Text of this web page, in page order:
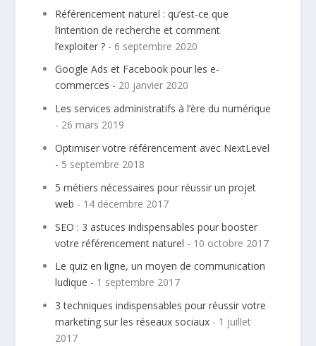
Référencement naturel : qu’est-ce que
l’intention de recherche et comment
l’exploiter ? - 6 septembre 2020
Google Ads et Facebook pour les e-
commerces - 20 janvier 2020
Les services administratifs à l’ère du numérique
- 26 mars 2019
Optimiser votre référencement avec NextLevel
- 5 septembre 2018
5 métiers nécessaires pour réussir un projet
web - 14 décembre 2017
SEO : 3 astuces indispensables pour booster
votre référencement naturel - 10 octobre 2017
Le quiz en ligne, un moyen de communication
ludique - 1 septembre 2017
3 techniques indispensables pour réussir votre
marketing sur les réseaux sociaux - 1 juillet
2017